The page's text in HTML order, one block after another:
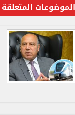
الموضوعات المتعلقة